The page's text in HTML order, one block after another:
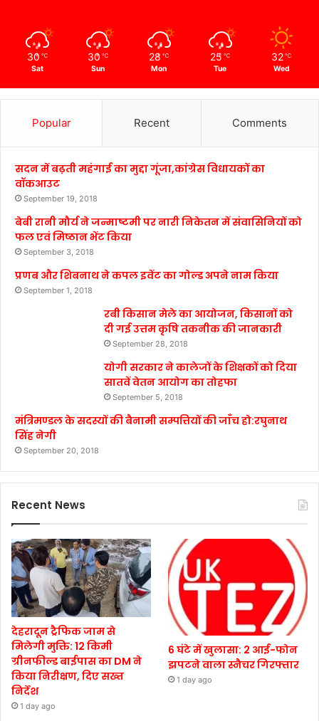
30 ℃
Sat
30 ℃
Sun
28 ℃
Mon
25 ℃
Tue
32 ℃
Wed
Popular Recent Comments
सदन में बढ़ती महंगाई का मुद्दा गूंजा,कांग्रेस विधायकों का
वॉकआउट
September 19, 2018
बेबी रानी मौर्य ने जन्माष्टमी पर नारी निकेतन में संवासिनियों को
फल एवं मिष्ठान भेंट किया
September 3, 2018
प्रणब और शिबनाथ ने कपल इवेंट का गोल्ड अपने नाम किया
September 1, 2018
रबी किसान मेले का आयोजन, किसानों को
दी गई उत्तम कृषि तकनीक की जानकारी
September 28, 2018
योगी सरकार ने कालेजों के शिक्षकों को दिया
सातवें वेतन आयोग का तोहफा
September 5, 2018
मंत्रिमण्डल के सदस्यों की बैनामी सम्पत्तियों की जाँच हो:रघुनाथ
सिंह नेगी
September 20, 2018
Recent News
देहरादून ट्रैफिक जाम से
मिलेगी मुक्ति: 12 किमी
ग्रीनफील्ड बाईपास का DM ने
किया निरीक्षण, दिए सख्त
निर्देश
1 day ago
6 घंटे में खुलासा: 2 आई-फोन
झपटने वाला स्नैचर गिरफ्तार
1 day ago